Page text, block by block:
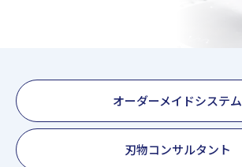
オーダーメイドシステム
刃物コンサルタント